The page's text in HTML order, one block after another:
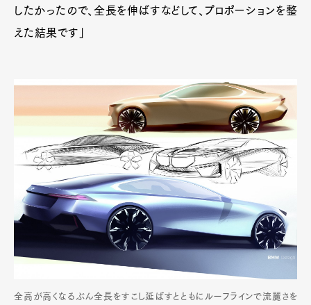
したかったので、全長を伸ばすなどして、プロポーションを整
えた結果です」
全高が高くなるぶん全長をすこし延ばすとともにルーフラインで流麗さを